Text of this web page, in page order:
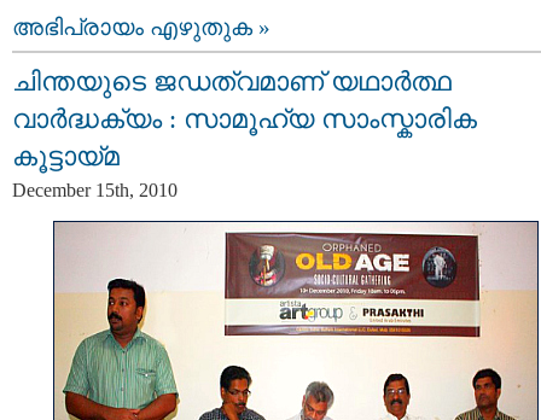
അഭിപ്രായം എഴുതുക »
ചിന്തയുടെ ജഡത്വമാണ് യഥാര്‍ത്ഥ
വാര്‍ദ്ധക്യം : സാമൂഹ്യ സാംസ്കാരിക
കൂട്ടായ്മ
December 15th, 2010